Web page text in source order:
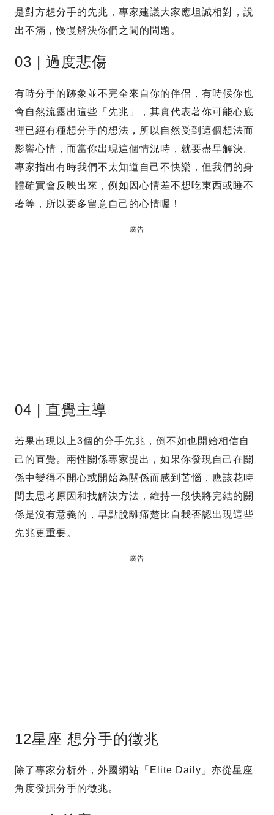
是對方想分手的先兆，專家建議大家應坦誠相對，說
出不滿，慢慢解決你們之間的問題。
03 | 過度悲傷
有時分手的跡象並不完全來自你的伴侶，有時候你也
會自然流露出這些「先兆」，其實代表著你可能心底
裡已經有種想分手的想法，所以自然受到這個想法而
影響心情，而當你出現這個情況時，就要盡早解決。
專家指出有時我們不太知道自己不快樂，但我們的身
體確實會反映出來，例如因心情差不想吃東西或睡不
著等，所以要多留意自己的心情喔！
廣告
04 | 直覺主導
若果出現以上3個的分手先兆，倒不如也開始相信自
己的直覺。兩性關係專家提出，如果你發現自己在關
係中變得不開心或開始為關係而感到苦惱，應該花時
間去思考原因和找解決方法，維持一段快將完結的關
係是沒有意義的，早點脫離痛楚比自我否認出現這些
先兆更重要。
廣告
12星座 想分手的徵兆
除了專家分析外，外國網站「Elite Daily」亦從星座
角度發掘分手的徵兆。